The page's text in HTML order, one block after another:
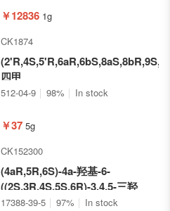
￥12836 1g
CK1874
四甲
基-
[2,1,1-b]呋喃-10,2'吡喃]-4-醇
512-04-9 98% In stock
￥37 5g
CK152300
(4aR,5R,6S)-4a-羟基-6-
((2S,3R,4S,5S,6R)-3,4,5-三羟
基-6-(羟甲基)四氢-2H-吡喃-2-基)
17388-39-5 97% In stock